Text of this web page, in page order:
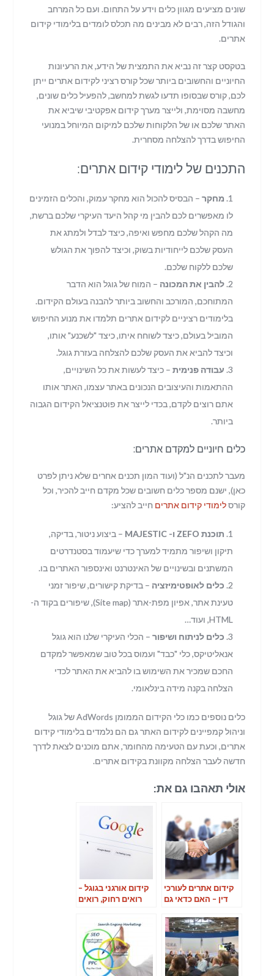
שונים מציעים מגוון כלים וידע על התחום. ועם כל המרחב
והגודל הזה, רבים לא מבינים מה תכלס לומדים בלימודי קידום
אתרים.
בטקסט קצר זה נביא את התמצית של הידע, את הרעיונות
החיוניים והחשובים ביותר שכל קורס רציני לקידום אתרים ייתן
לכם, קורס שבסופו תדעו לגשת למחשב, להפעיל כלים שונים,
מחשבה מסוימת, ולייצר מערך קידום אפקטיבי שיביא את
האתר שלכם או של הלקוחות שלכם למיקום המיוחל במנועי
החיפוש בדרך להצלחה מסחרית.
התכנים של לימודי קידום אתרים:
מחקר – הבסיס להכול הוא מחקר עמוק, והכלים הזמינים
לו מאפשרים לכם להבין מי קהל היעד העיקרי שלכם ברשת,
מה הקהל שלכם מחפש ואיפה, כיצד לבדל ולמתג את
העסק שלכם לייחודיות בשוק, וכיצד להפוך את הגולש
שלכם ללקוח שלכם.
להבין את המכונה – המוח של גוגל הוא הדבר
המתוחכם, המורכב והחשוב ביותר להבנה בעולם הקידום.
בלימודים רציניים לקידום אתרים תלמדו את מנוע החיפוש
המוביל בעולם, כיצד לשוחח איתו, כיצד "לשכנע" אותו,
וכיצד להביא את העסק שלכם להצלחה בעזרת גוגל.
עבודה פנימית – כיצד לעשות את כל השינויים,
ההתאמות והעיצובים הנכונים באתר עצמו, האתר אותו
אתם רוצים לקדם, בכדי לייצר את פוטנציאל הקידום הגבוה
ביותר.
כלים חיוניים למקדם אתרים:
מעבר לתכנים הנ"ל (ועוד המון תכנים אחרים שלא ניתן לפרט
כאן), ישנם מספר כלים חשובים שכל מקדם חייב להכיר, וכל
קורסלימודי קידום אתרים חייב להציע:
תוכנת ZEFO ו- MAJESTIC
– ביצוע ניטור, בדיקה,
תיקון ושיפור מתמיד למערך כדי שיעמוד בסטנדרטים
המשתנים ובשינויים של האינטרנט ואינספור האתרים בו.
כלים לאופטימיזציה – בדיקת קישורים, שיפור זמני
טעינת אתר, אפיון מפת-אתר (Site map), שיפורים בקוד ה-
HTML, ועוד…
כלים לניתוח ושיפור – הכלי העיקרי שלנו הוא גוגל
אנאליטיקס, כלי "כבד" ועמוס בכל טוב שמאפשר למקדם
החכם שמכיר את השימוש בו להביא את האתר לכדי
הצלחה בקנה מידה בינלאומי.
כלים נוספים כמו כלי הקידום הממומן AdWords של גוגל
וניהול קמפיינים לקידום האתר גם הם נלמדים בלימודי קידום
אתרים, וכעת עם הטעימה מהחומר, אתם מוכנים לצאת לדרך
חדשה לעבר הצלחה מקוונת בקידום אתרים.
אולי תאהבו גם את:
קידום אתרים לעורכי
דין – האם כדאי גם
קידום אורגני בגוגל –
רואים רחוק, רואים